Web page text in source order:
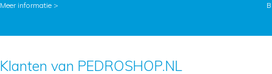
Meer informatie >
Klanten van PEDROSHOP.NL